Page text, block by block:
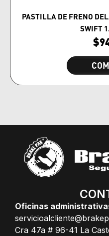
PASTILLA DE FRENO
SWIFT
$
Oficinas
Cra 47a # 96-41 La